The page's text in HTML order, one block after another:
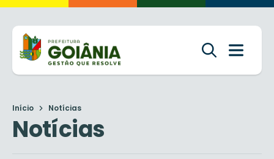
Início Notícias
Notícias